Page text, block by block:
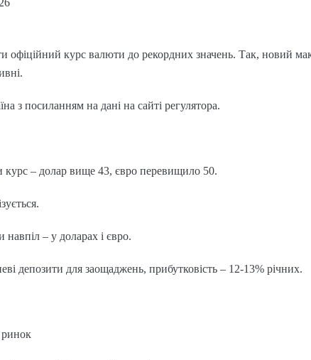
офіційний курс валюти до рекордних значень. Так, новий
з посиланням на дані на сайті регулятора.
– долар вище 43, євро перевищило 50.
– у доларах і євро.
депозити для заощаджень, прибутковість – 12-13% річних.
ринок